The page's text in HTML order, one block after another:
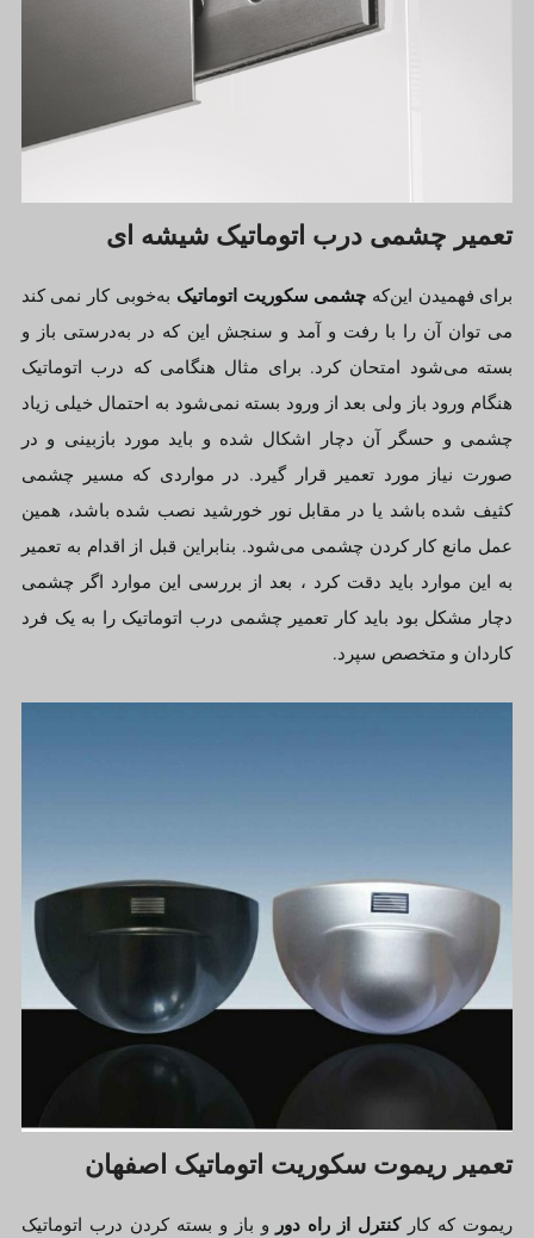
تعمیر چشمی درب اتوماتیک شیشه ای
برای فهمیدن این‌که چشمی سکوریت اتوماتیک به‌خوبی کار نمی‌ کند
می توان آن را با رفت‌ و آمد و سنجش این‌ که در به‌درستی باز و
بسته می‌شود امتحان کرد. برای مثال هنگامی‌ که درب اتوماتیک
هنگام ورود باز ولی بعد از ورود بسته نمی‌شود به احتمال خیلی زیاد
چشمی و حسگر آن دچار اشکال شده و باید مورد بازبینی و در
صورت نیاز مورد تعمیر قرار گیرد. در مواردی که مسیر چشمی
کثیف شده باشد یا در مقابل نور خورشید نصب‌ شده باشد، همین
عمل مانع کار کردن چشمی می‌شود. بنابراین قبل از اقدام به تعمیر
به این موارد باید دقت کرد ، بعد از بررسی این موارد اگر چشمی
دچار مشکل بود باید کار تعمیر چشمی درب اتوماتیک را به یک فرد
کاردان و متخصص سپرد.
تعمیر ریموت سکوریت اتوماتیک اصفهان
ریموت که کارکنترل از راه دور و باز و بسته کردن درب اتوماتیک